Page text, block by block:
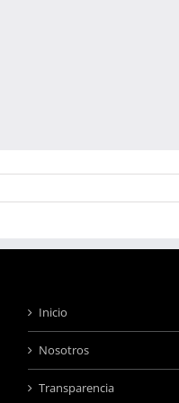
Inicio
Nosotros
Transparencia